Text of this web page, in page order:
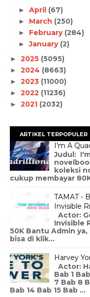
► April (67)
► March (250)
► February (284)
►January (2)
► 2025 (5095)
► 2024 (8663)
► 2023 (11000)
► 2022 (11236)
► 2021 (2032)
ARTIKEL TERPOPULER
I'm A
Judul:
koleksi
cukup membayar
TAMAT -
Invisible
Actor:
Invisible
50K Bantu Admin
bisa di klik...
Harvey
Actor:
Bab 1
7 Bab 8
Bab 14 Bab 15 Bab ...